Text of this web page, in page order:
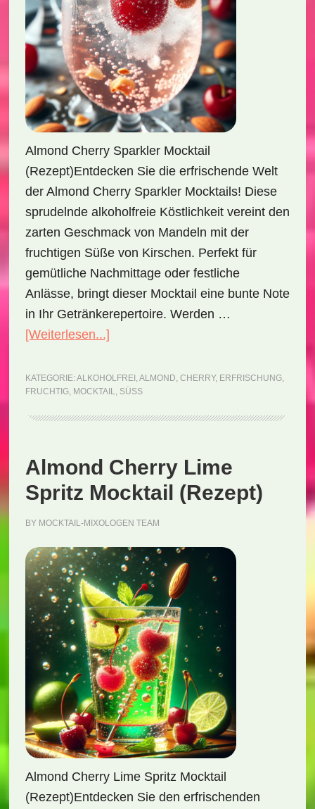
Almond Cherry Sparkler Mocktail
(Rezept)Entdecken Sie die erfrischende Welt
der Almond Cherry Sparkler Mocktails! Diese
sprudelnde alkoholfreie Köstlichkeit vereint den
zarten Geschmack von Mandeln mit der
fruchtigen Süße von Kirschen. Perfekt für
gemütliche Nachmittage oder festliche
Anlässe, bringt dieser Mocktail eine bunte Note
in Ihr Getränkerepertoire. Werden …
[Weiterlesen...]ÜberAlmond
Sparkler
Mocktail
(Rezept)
KATEGORIE: ALKOHOLFREI ,ALMOND, CHERRY, ERFRISCHUNG,
FRUCHTIG, MOCKTAIL, SÜSS
Almond Cherry Lime
Spritz Mocktail (Rezept)
BY MOCKTAIL-MIXOLOGEN TEAM
Almond Cherry Lime Spritz Mocktail
(Rezept)Entdecken Sie den erfrischenden